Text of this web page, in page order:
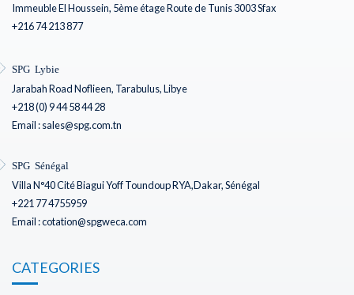
Immeuble El Houssein, 5ème étage Route de Tunis 3003 Sfax
+216 74 213 877
SPG Lybie
Jarabah Road Noflieen, Tarabulus, Libye
+218 (0) 9 44 58 44 28
Email : sales@spg.com.tn
SPG Sénégal
Villa N°40 Cité Biagui Yoff Toundoup RYA,Dakar, Sénégal
+221 77 4755959
Email : cotation@spgweca.com
CATEGORIES